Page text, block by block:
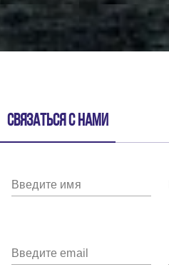
Связаться с нами
Введите имя
Введите email